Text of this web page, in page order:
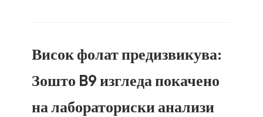
Висок фолат предизвикува:
Зошто B9 изгледа покачено
на лабораториски анализи